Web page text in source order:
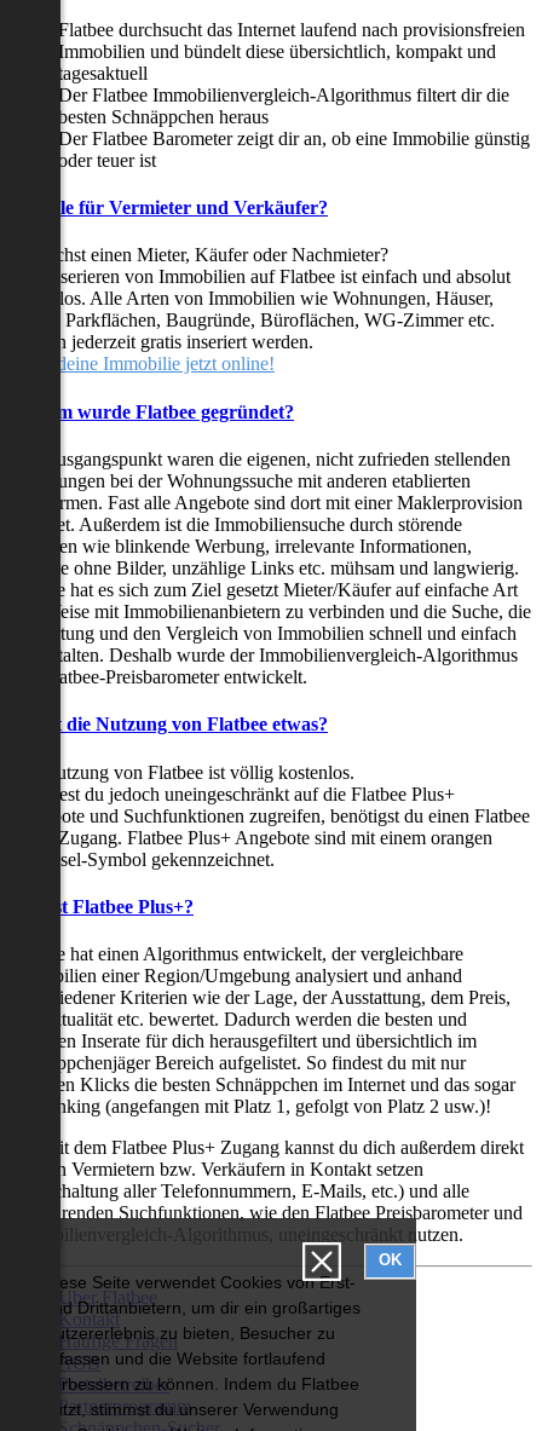
Diese Seite verwendet Cookies von Erst-
und Drittanbietern, um dir ein großartiges
Nutzererlebnis zu bieten, Besucher zu
erfassen und die Website fortlaufend
verbessern zu können. Indem du Flatbee
nutzt, stimmst du unserer Verwendung
OK
Flatbee durchsucht das Internet laufend nach provisionsfreien
Immobilien und bündelt diese übersichtlich, kompakt und
tagesaktuell
Der Flatbee Immobilienvergleich-Algorithmus filtert dir die
besten Schnäppchen heraus
Der Flatbee Barometer zeigt dir an, ob eine Immobilie günstig
oder teuer ist
Vorteile für Vermieter und Verkäufer?
Du suchst einen Mieter, Käufer oder Nachmieter?
Das Inserieren von Immobilien auf Flatbee ist einfach und absolut
kostenlos. Alle Arten von Immobilien wie Wohnungen, Häuser,
Villen, Parkflächen, Baugründe, Büroflächen, WG-Zimmer etc.
können jederzeit gratis inseriert werden.
Stelle deine Immobilie jetzt online!
Warum wurde Flatbee gegründet?
Der Ausgangspunkt waren die eigenen, nicht zufrieden stellenden
Erfahrungen bei der Wohnungssuche mit anderen etablierten
Plattformen. Fast alle Angebote sind dort mit einer Maklerprovision
behaftet. Außerdem ist die Immobiliensuche durch störende
Faktoren wie blinkende Werbung, irrelevante Informationen,
Inserate ohne Bilder, unzählige Links etc. mühsam und langwierig.
Flatbee hat es sich zum Ziel gesetzt Mieter/Käufer auf einfache Art
und Weise mit Immobilienanbietern zu verbinden und die Suche, die
Bewertung und den Vergleich von Immobilien schnell und einfach
zu gestalten. Deshalb wurde der Immobilienvergleich-Algorithmus
und Flatbee-Preisbarometer entwickelt.
Kostet die Nutzung von Flatbee etwas?
Die Nutzung von Flatbee ist völlig kostenlos.
Möchtest du jedoch uneingeschränkt auf die Flatbee Plus+
Angebote und Suchfunktionen zugreifen, benötigst du einen Flatbee
Plus+ Zugang. Flatbee Plus+ Angebote sind mit einem orangen
Schlüssel-Symbol gekennzeichnet.
Was ist Flatbee Plus+?
Flatbee hat einen Algorithmus entwickelt, der vergleichbare
Immobilien einer Region/Umgebung analysiert und anhand
verschiedener Kriterien wie der Lage, der Ausstattung, dem Preis,
der Aktualität etc. bewertet. Dadurch werden die besten und
neuesten Inserate für dich herausgefiltert und übersichtlich im
Schnäppchenjäger Bereich aufgelistet. So findest du mit nur
wenigen Klicks die besten Schnäppchen im Internet und das sogar
als Ranking (angefangen mit Platz 1, gefolgt von Platz 2 usw.)!
Nur mit dem Flatbee Plus+ Zugang kannst du dich außerdem direkt
mit den Vermietern bzw. Verkäufern in Kontakt setzen
(Freischaltung aller Telefonnummern, E-Mails, etc.) und alle
zeitsparenden Suchfunktionen, wie den Flatbee Preisbarometer und
Immobilienvergleich-Algorithmus, uneingeschränkt nutzen.
Über Flatbee
Kontakt
Häufige Fragen
AGB
Portalbetreiber
Partnerprogramm